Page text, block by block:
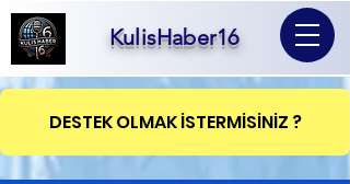
KulisHaber16
DESTEK OLMAK İSTERMİSİNİZ ?